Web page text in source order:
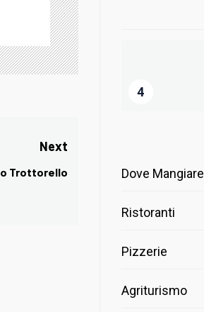
Next
Next
Trottorello
4
Dove Mangiare
Ristoranti
Pizzerie
Agriturismo